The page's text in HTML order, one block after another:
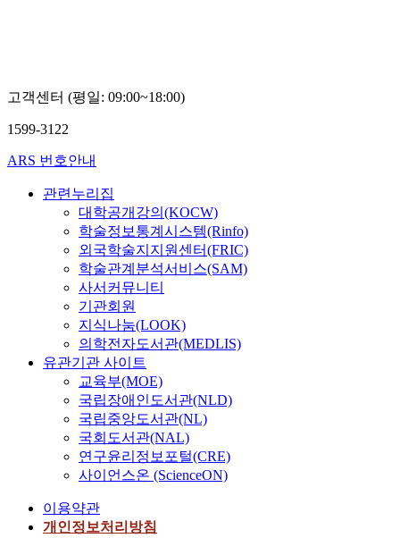
고객센터 (평일: 09:00~18:00)
1599-3122
ARS 번호안내
관련누리집
대학공개강의(KOCW)
학술정보통계시스템(Rinfo)
외국학술지지원센터(FRIC)
학술관계분석서비스(SAM)
사서커뮤니티
기관회원
지식나눔(LOOK)
의학전자도서관(MEDLIS)
유관기관 사이트
교육부(MOE)
국립장애인도서관(NLD)
국립중앙도서관(NL)
국회도서관(NAL)
연구윤리정보포털(CRE)
사이언스온 (ScienceON)
이용약관
개인정보처리방침